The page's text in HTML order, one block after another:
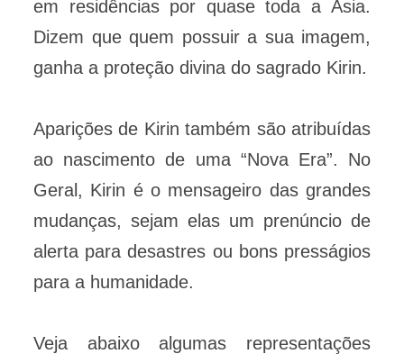
em residências por quase toda a Ásia.
Dizem que quem possuir a sua imagem,
ganha a proteção divina do sagrado Kirin.
Aparições de Kirin também são atribuídas
ao nascimento de uma “Nova Era”. No
Geral, Kirin é o mensageiro das grandes
mudanças, sejam elas um prenúncio de
alerta para desastres ou bons presságios
para a humanidade.
Veja abaixo algumas representações